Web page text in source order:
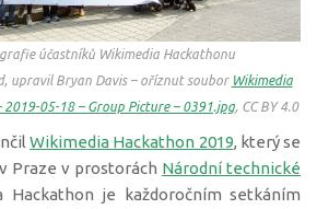
účastníků Wikimedia Hackathonu
upravil Bryan Davis – oříznut soubor Wikimedia
05-18 – Group Picture – 0391.jpg, CC BY 4.0
Wikimedia Hackathon 2019, který se
Praze v prostorách Národní technické
Hackathon je každoročním setkáním